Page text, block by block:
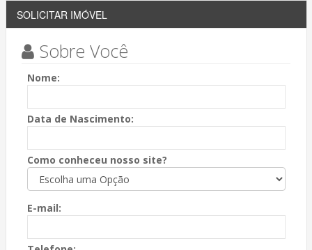
SOLICITAR IMÓVEL
Sobre Você
Nome:
Data de Nascimento:
Como conheceu nosso site?
E-mail: